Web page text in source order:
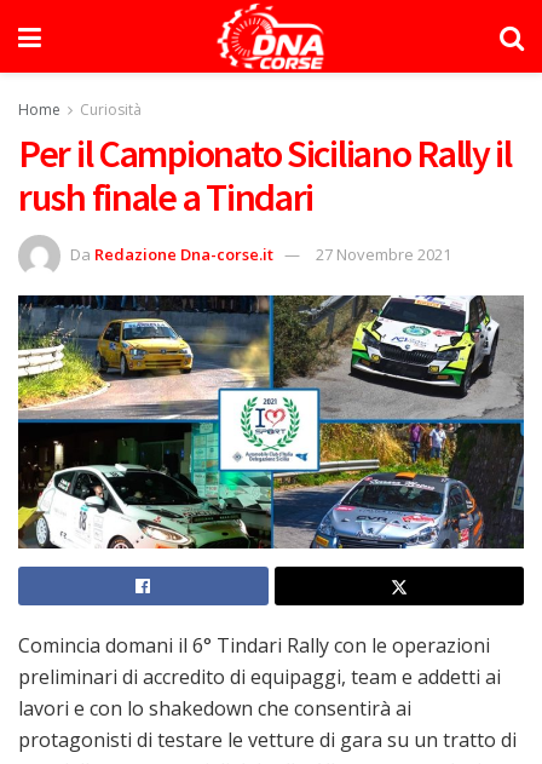
Home Curiosità
Per il Campionato Siciliano Rally il
rush finale a Tindari
Da Redazione Dna-corse.it 27 Novembre 2021
Comincia domani il 6° Tindari Rally con le operazioni
preliminari di accredito di equipaggi, team e addetti ai
lavori e con lo shakedown che consentirà ai
protagonisti di testare le vetture di gara su un tratto di